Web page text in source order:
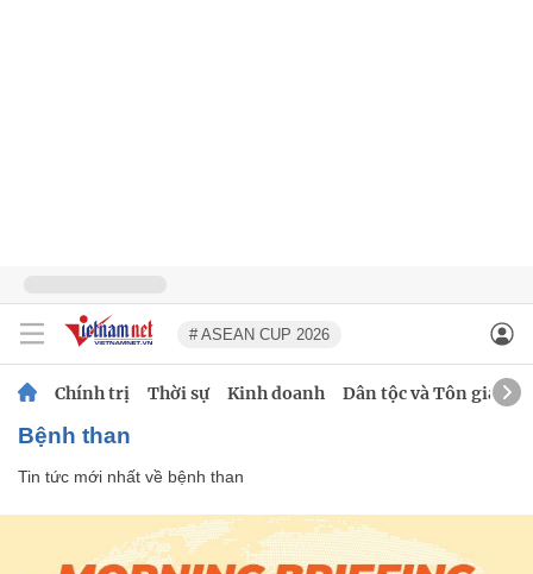
# ASEAN CUP 2026
Chính trị Thời sự Kinh doanh Dân tộc và Tôn giáo
bệnh than
Tin tức mới nhất về bệnh than